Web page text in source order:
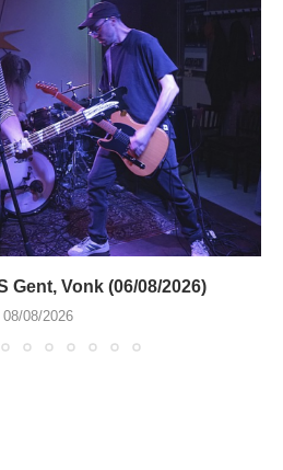
Gent, Vonk (06/08/2026)
08/08/2026